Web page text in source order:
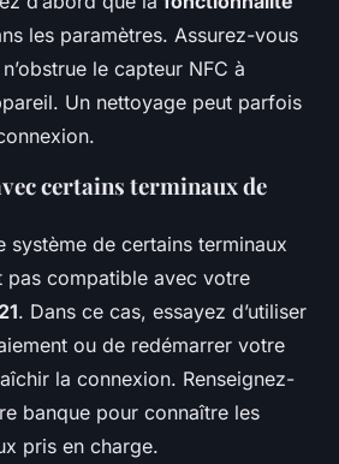
les paramètres. Assurez-vous
le capteur NFC à
Un nettoyage peut parfois
certains terminaux de
système de certains terminaux
pas compatible avec votre
. Dans ce cas, essayez d’utiliser
ou de redémarrer votre
la connexion. Renseignez-
banque pour connaître les
pris en charge.